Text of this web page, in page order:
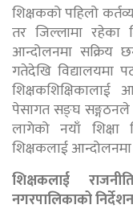
शिक्षकको पहिलो कर्तव्य
तर जिल्लामा रहेका
आन्दोलनमा सक्रिय
गतेदेखि विद्यालयमा
पेसागत सङ्घ सङ्गठनले
लागेको नयाँ
शिक्षकलाई
शिक्षकलाई
नगरपालिकाको